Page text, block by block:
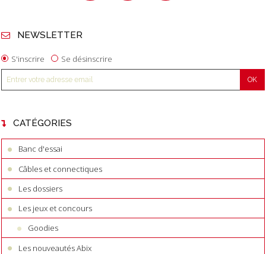
NEWSLETTER
S'inscrire Se désinscrire
CATÉGORIES
Banc d'essai
Câbles et connectiques
Les dossiers
Les jeux et concours
Goodies
Les nouveautés Abix